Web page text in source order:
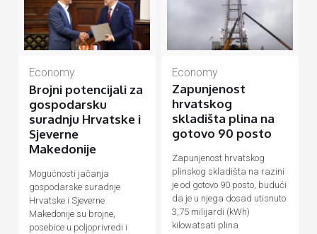
Economy
Brojni potencijali za
gospodarsku
suradnju Hrvatske i
Sjeverne
Makedonije
Mogućnosti jačanja
gospodarske suradnje
Hrvatske i Sjeverne
Makedonije su brojne,
posebice u poljoprivredi i
Economy
Zapunjenost
hrvatskog
skladišta plina na
gotovo 90 posto
Zapunjenost hrvatskog
plinskog skladišta na razini
je od gotovo 90 posto, budući
da je u njega dosad utisnuto
3,75 milijardi (kWh)
kilowatsati plina